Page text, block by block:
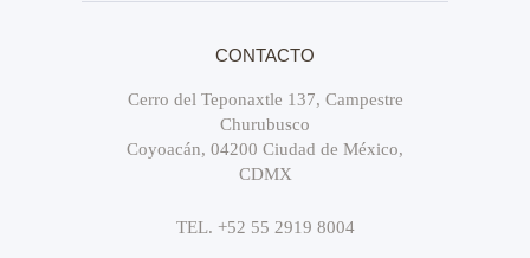
CONTACTO
Cerro del Teponaxtle 137, Campestre
Churubusco
Coyoacán, 04200 Ciudad de México,
CDMX
TEL. +52 55 2919 8004